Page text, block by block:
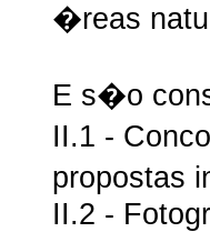
�reas
E s�o
II.1 -
propostas
II.2 -